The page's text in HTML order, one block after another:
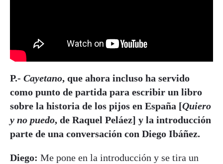
P.- Cayetano, que ahora incluso ha servido
como punto de partida para escribir un libro
sobre la historia de los pijos en España [Quiero
y no puedo, de Raquel Peláez] y la introducción
parte de una conversación con Diego Ibáñez.
Diego: Me pone en la introducción y se tira un